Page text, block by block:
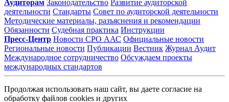
Аудиторам Законодательство Развитие аудиторской
деятельности Стандарты Совет по аудиторской деятельности
Методические материалы, разъяснения и рекомендации
Обязанности Судебная практика Инструкции
Пресс-Центр Новости СРО ААС Официальные новости
Региональные новости Публикации Вестник Журнал Аудит
Международное сотрудничество Обсуждаем проекты
международных стандартов
Продолжая использовать наш сайт, вы даете согласие на
обработку файлов cookies и других